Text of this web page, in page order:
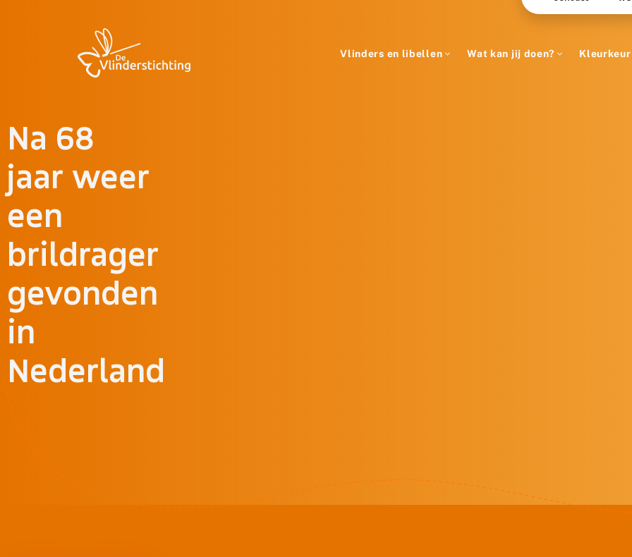
Vlinders en libellen Wat kan jij doen? Kleurkeur
Na 68
jaar weer
een
brildrager
gevonden
in
Nederland